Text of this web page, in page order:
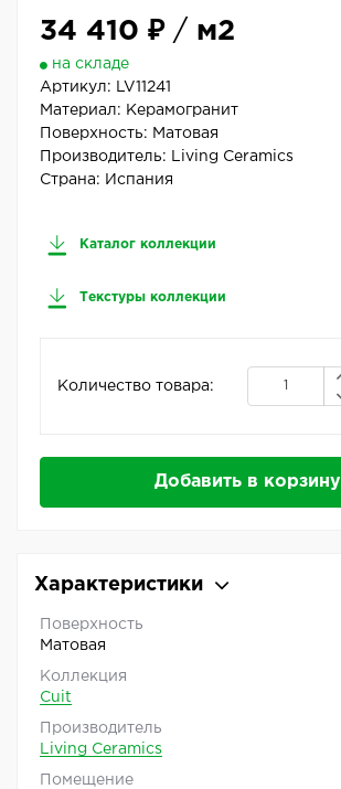
34 410 ₽/ м2
на складе
Артикул:
LV11241
Материал: Керамогранит
Поверхность: Матовая
Производитель:
Living Ceramics
Страна: Испания
Каталог коллекции
Текстуры коллекции
Количество товара:
Добавить в корзину
Характеристики
Поверхность
Матовая
Коллекция
Cuit
Производитель
Living Ceramics
Помещение